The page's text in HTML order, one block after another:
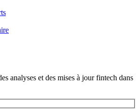
analyses et des mises à jour fintech dans